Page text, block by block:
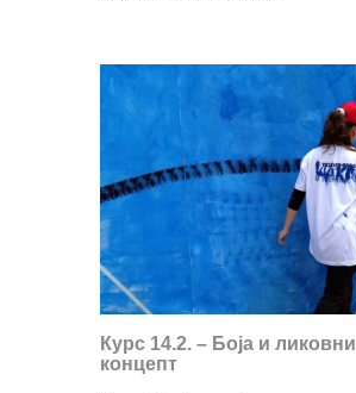
Курс 14.2. – Боја и ликовни
концепт